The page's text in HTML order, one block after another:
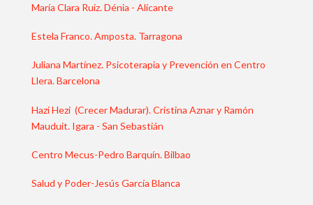
María Clara Ruiz. Dénia - Alicante
Estela Franco. Amposta. Tarragona
Juliana Martínez. Psicoterapia y Prevención en Centro
Llera. Barcelona
Hazi Hezi (Crecer Madurar). Cristina Aznar y Ramón
Mauduit. Igara - San Sebastián
Centro Mecus-Pedro Barquín. Bilbao
Salud y Poder-Jesús García Blanca